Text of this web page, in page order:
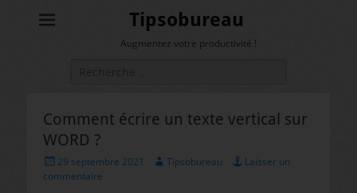
Tipsobureau
Augmentez votre productivité !
Comment écrire un texte vertical sur
WORD ?
Posted
on
29 septembre 2021 Author
Tipsobureau
Laisser un
commentaire